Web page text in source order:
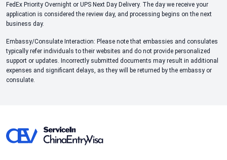
FedEx Priority Overnight or UPS Next Day Delivery. The day we receive your
application is considered the review day, and processing begins on the next
business day.
Embassy/Consulate Interaction: Please note that embassies and consulates
typically refer individuals to their websites and do not provide personalized
support or updates. Incorrectly submitted documents may result in additional
expenses and significant delays, as they will be returned by the embassy or
consulate.